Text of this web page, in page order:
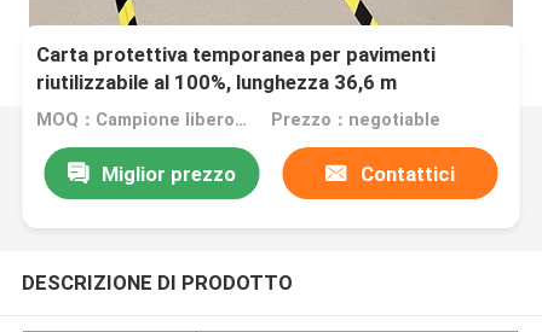
Carta protettiva temporanea per pavimenti
riutilizzabile al 100%, lunghezza 36,6 m
MOQ：Campione libero di dimensione A4 Prezzo：negotiable
Miglior prezzo Contattici
DESCRIZIONE DI PRODOTTO